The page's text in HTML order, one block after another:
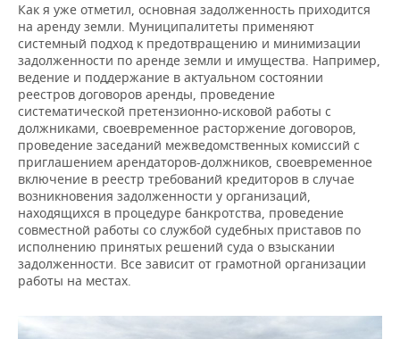
Как я уже отметил, основная задолженность приходится
на аренду земли. Муниципалитеты применяют
системный подход к предотвращению и минимизации
задолженности по аренде земли и имущества. Например,
ведение и поддержание в актуальном состоянии
реестров договоров аренды, проведение
систематической претензионно-исковой работы с
должниками, своевременное расторжение договоров,
проведение заседаний межведомственных комиссий с
приглашением арендаторов-должников, своевременное
включение в реестр требований кредиторов в случае
возникновения задолженности у организаций,
находящихся в процедуре банкротства, проведение
совместной работы со службой судебных приставов по
исполнению принятых решений суда о взыскании
задолженности. Все зависит от грамотной организации
работы на местах.